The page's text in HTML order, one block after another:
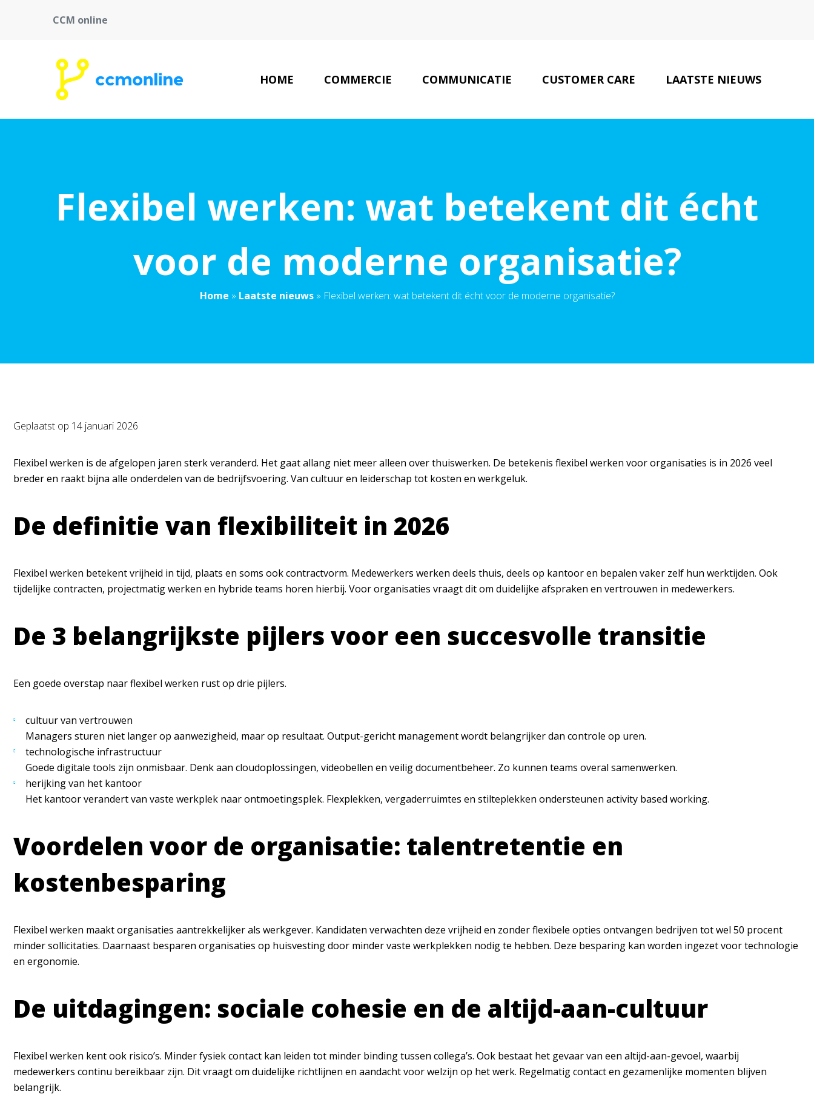
CCM online
HOME COMMERCIE COMMUNICATIE CUSTOMER CARE LAATSTE NIEUWS
Flexibel werken: wat betekent dit écht
voor de moderne organisatie?
Home » Laatste nieuws» Flexibel werken: wat betekent dit écht voor de moderne organisatie?
Geplaatst op 14 januari 2026
Flexibel werken is de afgelopen jaren sterk veranderd. Het gaat allang niet meer alleen over thuiswerken. De betekenis flexibel werken voor organisaties is in 2026 veel
breder en raakt bijna alle onderdelen van de bedrijfsvoering. Van cultuur en leiderschap tot kosten en werkgeluk.
De definitie van flexibiliteit in 2026
Flexibel werken betekent vrijheid in tijd, plaats en soms ook contractvorm. Medewerkers werken deels thuis, deels op kantoor en bepalen vaker zelf hun werktijden. Ook
tijdelijke contracten, projectmatig werken en hybride teams horen hierbij. Voor organisaties vraagt dit om duidelijke afspraken en vertrouwen in medewerkers.
De 3 belangrijkste pijlers voor een succesvolle transitie
Een goede overstap naar flexibel werken rust op drie pijlers.
cultuur van vertrouwen
Managers sturen niet langer op aanwezigheid, maar op resultaat. Output-gericht management wordt belangrijker dan controle op uren.
technologische infrastructuur
Goede digitale tools zijn onmisbaar. Denk aan cloudoplossingen, videobellen en veilig documentbeheer. Zo kunnen teams overal samenwerken.
herijking van het kantoor
Het kantoor verandert van vaste werkplek naar ontmoetingsplek. Flexplekken, vergaderruimtes en stilteplekken ondersteunen activity based working.
Voordelen voor de organisatie: talentretentie en
kostenbesparing
Flexibel werken maakt organisaties aantrekkelijker als werkgever. Kandidaten verwachten deze vrijheid en zonder flexibele opties ontvangen bedrijven tot wel 50 procent
minder sollicitaties. Daarnaast besparen organisaties op huisvesting door minder vaste werkplekken nodig te hebben. Deze besparing kan worden ingezet voor technologie
en ergonomie.
De uitdagingen: sociale cohesie en de altijd-aan-cultuur
Flexibel werken kent ook risico’s. Minder fysiek contact kan leiden tot minder binding tussen collega’s. Ook bestaat het gevaar van een altijd-aan-gevoel, waarbij
medewerkers continu bereikbaar zijn. Dit vraagt om duidelijke richtlijnen en aandacht voor welzijn op het werk. Regelmatig contact en gezamenlijke momenten blijven
belangrijk.